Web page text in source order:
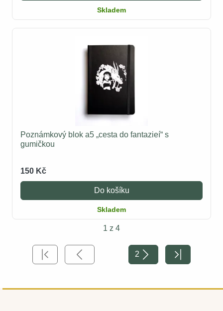
Skladem
Poznámkový blok a5 „cesta do fantazieí“ s
gumičkou
150 Kč
Do košíku
Skladem
1 z 4
2